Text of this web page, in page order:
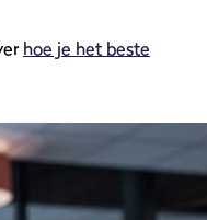
hoe je het beste